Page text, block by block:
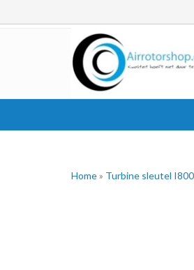
Home» Turbine sleutel